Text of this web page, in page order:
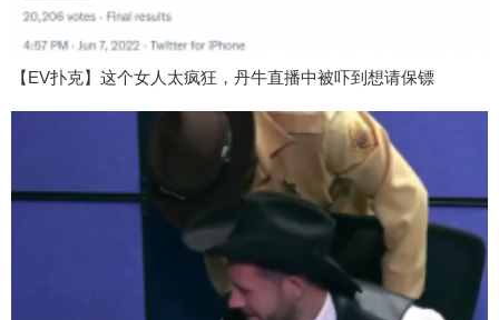
【EV扑克】这个女人太疯狂，丹牛直播中被吓到想请保镖